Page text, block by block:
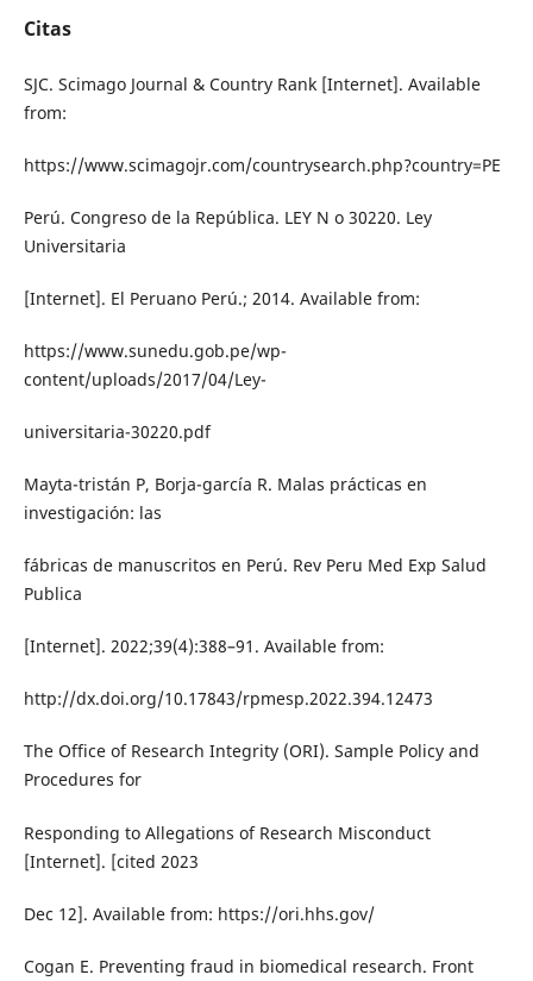
Citas
SJC. Scimago Journal & Country Rank [Internet]. Available
from:
https://www.scimagojr.com/countrysearch.php?country=PE
Perú. Congreso de la República. LEY N o 30220. Ley
Universitaria
[Internet]. El Peruano Perú.; 2014. Available from:
https://www.sunedu.gob.pe/wp-
content/uploads/2017/04/Ley-
universitaria-30220.pdf
Mayta-tristán P, Borja-garcía R. Malas prácticas en
investigación: las
fábricas de manuscritos en Perú. Rev Peru Med Exp Salud
Publica
[Internet]. 2022;39(4):388–91. Available from:
http://dx.doi.org/10.17843/rpmesp.2022.394.12473
The Office of Research Integrity (ORI). Sample Policy and
Procedures for
Responding to Allegations of Research Misconduct
[Internet]. [cited 2023
Dec 12]. Available from: https://ori.hhs.gov/
Cogan E. Preventing fraud in biomedical research. Front